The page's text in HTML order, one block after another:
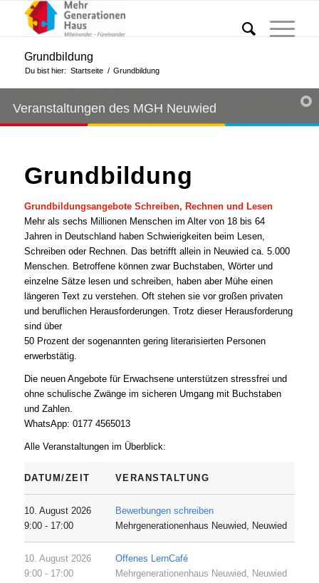
Grundbildung
Du bist hier: Startseite / Grundbildung
Veranstaltungen des MGH Neuwied
Grundbildung
Grundbildungsangebote Schreiben, Rechnen und Lesen
Mehr als sechs Millionen Menschen im Alter von 18 bis 64
Jahren in Deutschland haben Schwierigkeiten beim Lesen,
Schreiben oder Rechnen. Das betrifft allein in Neuwied ca. 5.000
Menschen. Betroffene können zwar Buchstaben, Wörter und
einzelne Sätze lesen und schreiben, haben aber Mühe einen
längeren Text zu verstehen. Oft stehen sie vor großen privaten
und beruflichen Herausforderungen. Trotz dieser Herausforderung
sind über
50 Prozent der sogenannten gering literarisierten Personen
erwerbstätig.
Die neuen Angebote für Erwachsene unterstützen stressfrei und
ohne schulische Zwänge im sicheren Umgang mit Buchstaben
und Zahlen.
WhatsApp: 0177 4565013
Alle Veranstaltungen im Überblick:
DATUM/ZEIT VERANSTALTUNG
10. August 2026
9:00 - 17:00
Bewerbungen schreiben
Mehrgenerationenhaus Neuwied, Neuwied
10. August 2026
9:00 - 17:00
Offenes LernCafé
Mehrgenerationenhaus Neuwied, Neuwied